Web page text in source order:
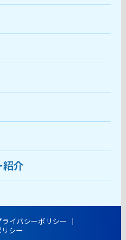
講座
す
紹介
ライバシーポリシー
シー